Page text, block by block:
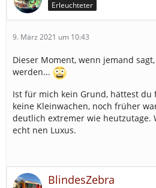
Erleuchteter
9. März 2021 um 10:43
Dieser Moment, wenn jemand
werden...
Ist für mich kein Grund, hättest du
keine Kleinwachen, noch früher
deutlich extremer wie heutzutage.
echt nen Luxus.
BlindesZebra